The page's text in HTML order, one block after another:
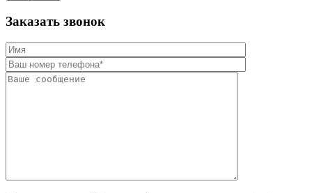
Заказать звонок